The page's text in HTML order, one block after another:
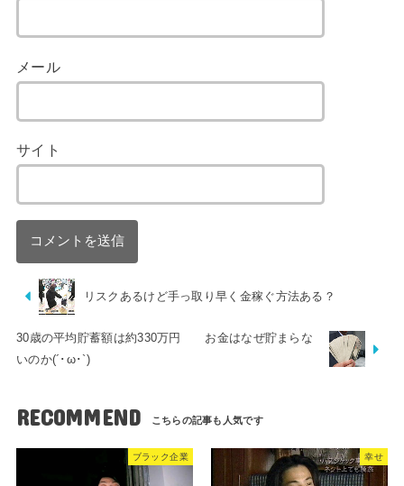
メール
サイト
リスクあるけど手っ取り早く金稼ぐ方法ある？
30歳の平均貯蓄額は約330万円 お金はなぜ貯まらな
いのか(´･ω･`)
RECOMMEND
ブラック企業 幸せ